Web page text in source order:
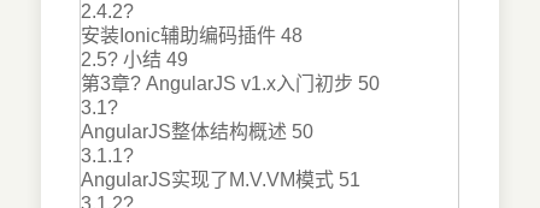
2.4.2?
安装Ionic辅助编码插件 48
2.5? 小结 49
第3章? AngularJS v1.x入门初步 50
3.1?
AngularJS整体结构概述 50
3.1.1?
AngularJS实现了M.V.VM模式 51